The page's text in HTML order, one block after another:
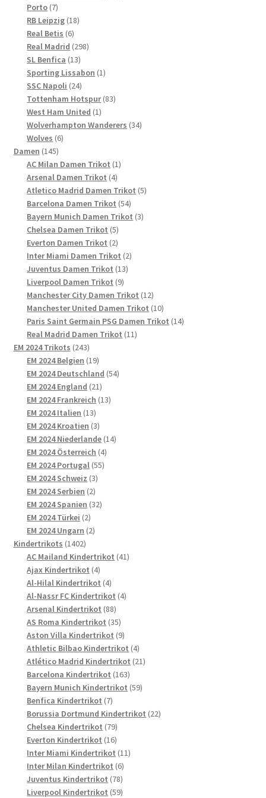
Porto 77
Produkte
RB Leipzig 1818
Real Betis 66
Produkte
Real Madrid 298298
SL Benfica 1313
Produkte
Sporting Lissabon 11
SSC Napoli 2424
Produkte
Tottenham Hotspur 8383
West Ham United 11
Produkt
Wolverhampton Wanderers 3434
Wolves 66
Damen 145145
Produkte
AC Milan Damen Trikot 11
Arsenal Damen Trikot 44
Produkte
Atletico Madrid Damen Trikot 55
Barcelona Damen Trikot 5454
Produkte
Bayern Munich Damen Trikot 33
Chelsea Damen Trikot 55
Produkte
Everton Damen Trikot 22
Produkte
Inter Miami Damen Trikot 22
Juventus Damen Trikot 1313
Liverpool Damen Trikot 99
Produkte
Manchester City Damen Trikot 1212
Produkte
Manchester United Damen Trikot 1010
Produkte
Paris Saint Germain PSG Damen Trikot 1414
Real Madrid Damen Trikot 1111
EM 2024 Trikots 243243
Produkte
EM 2024 Belgien 1919
Produkte
EM 2024 Deutschland 5454
EM 2024 England 2121
Produkte
EM 2024 Frankreich 1313
EM 2024 Italien 1313
Produkte
EM 2024 Kroatien 33
Produkte
EM 2024 Niederlande 1414
EM 2024 Österreich 44
EM 2024 Portugal 5555
EM 2024 Schweiz 33
EM 2024 Serbien 22
Produkte
EM 2024 Spanien 3232
EM 2024 Türkei 22
Produkte
EM 2024 Ungarn 22
Kindertrikots 14021402
Produkte
AC Mailand Kindertrikot 4141
Ajax Kindertrikot 44
Produkte
Al-Hilal Kindertrikot 44
Produkte
Al-Nassr FC Kindertrikot 44
Arsenal Kindertrikot 8888
Produkte
AS Roma Kindertrikot 3535
Produkte
Aston Villa Kindertrikot 99
Produkte
Athletic Bilbao Kindertrikot 44
Produkte
Atlético Madrid Kindertrikot 2121
Barcelona Kindertrikot 163163
Produkte
Bayern Munich Kindertrikot 5959
Benfica Kindertrikot 77
Produkte
Borussia Dortmund Kindertrikot 2222
Chelsea Kindertrikot 7979
Produkte
Everton Kindertrikot 1616
Produkte
Inter Miami Kindertrikot 1111
Inter Milan Kindertrikot 66
Produkte
Juventus Kindertrikot 7878
Produkte
Liverpool Kindertrikot 5959